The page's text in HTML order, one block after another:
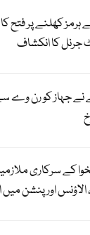
ہرمز کھلنے پر فتح
جرنل کا انکشاف
نے جہاز کو رن وے
کے سرکاری
اور پنشن